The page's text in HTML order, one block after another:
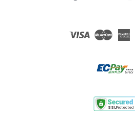
Visa Master